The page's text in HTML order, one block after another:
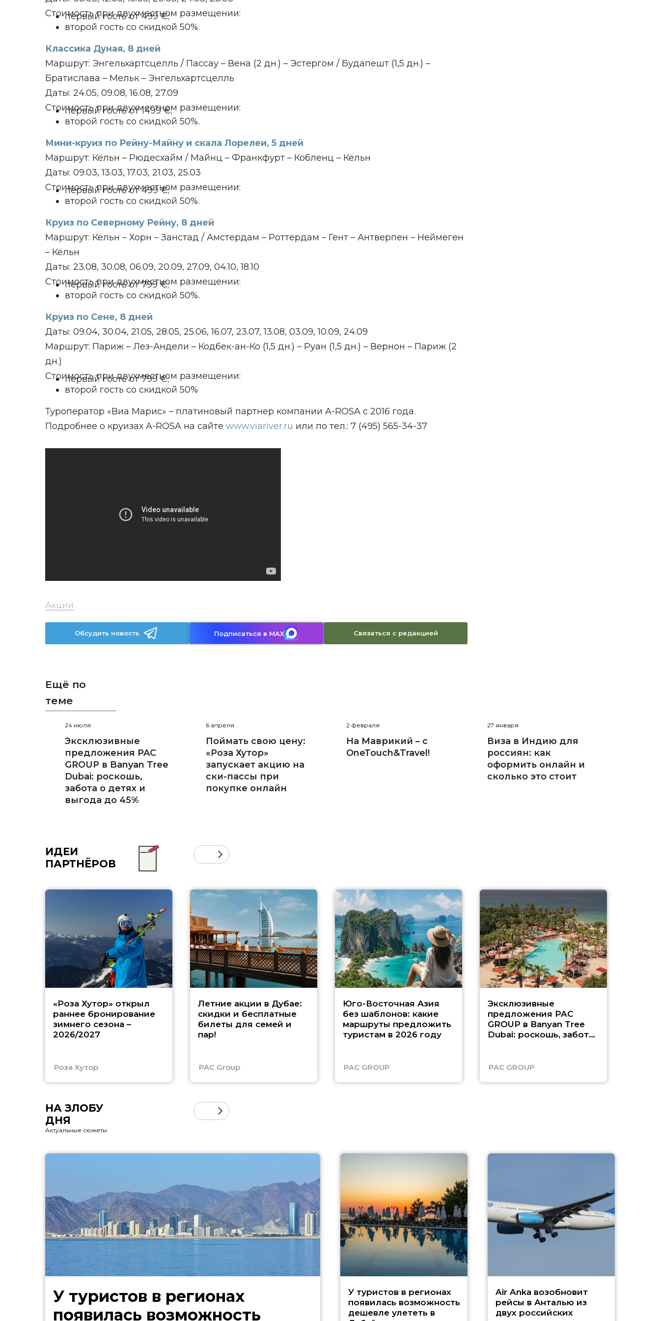
Стоимость при двухместном размещении:
первый гость от 499 €;
второй гость со скидкой 50%.
Классика Дуная, 8 дней
Маршрут: Энгельхартсцелль / Пассау – Вена (2 дн.) – Эстергом / Будапешт (1,5 дн.) –
Братислава – Мельк – Энгельхартсцелль
Даты: 24.05, 09.08, 16.08, 27.09
Стоимость при двухместном размещении:
первый гость от 1499 €;
второй гость со скидкой 50%.
Мини-круиз по Рейну-Майну и скала Лорелеи, 5 дней
Маршрут: Кёльн – Рюдесхайм / Майнц – Франкфурт – Кобленц – Кёльн
Даты: 09.03, 13.03, 17.03, 21.03, 25.03
Стоимость при двухместном размещении:
первый гость от 499 €;
второй гость со скидкой 50%.
Круиз по Северному Рейну, 8 дней
Маршрут: Кёльн – Хорн – Занстад / Амстердам – Роттердам – Гент – Антверпен – Неймеген
– Кёльн
Даты: 23.08, 30.08, 06.09, 20.09, 27.09, 04.10, 18.10
Стоимость при двухместном размещении:
первый гость от 799 €;
второй гость со скидкой 50%.
Круиз по Сене, 8 дней
Даты: 09.04, 30.04, 21.05, 28.05, 25.06, 16.07, 23.07, 13.08, 03.09, 10.09, 24.09
Маршрут: Париж – Лез-Андели – Кодбек-ан-Ко (1,5 дн.) – Руан (1,5 дн.) – Вернон – Париж (2
дн.)
Стоимость при двухместном размещении:
первый гость от 799 €;
второй гость со скидкой 50%
Туроператор «Виа Марис» – платиновый партнер компании A-ROSA с 2016 года.
Подробнее о круизах A-ROSA на сайте www.viariver.ru или по тел.: 7 (495) 565-34-37
Акции
Обсудить новость Подписаться в MAX Связаться с редакцией
Ещё по
теме
24 июля
Эксклюзивные
предложения PAC
GROUP в Banyan Tree
Dubai: роскошь,
забота о детях и
выгода до 45%
6 апреля
Поймать свою цену:
«Роза Хутор»
запускает акцию на
ски-пассы при
покупке онлайн
2 февраля
На Маврикий – с
OneTouch&Travel!
27 января
Виза в Индию для
россиян: как
оформить онлайн и
сколько это стоит
ИДЕИ
ПАРТНЁРОВ
«Роза Хутор» открыл
раннее бронирование
зимнего сезона –
2026/2027
Роза Хутор
Летние акции в Дубае:
скидки и бесплатные
билеты для семей и
пар!
PAC Group
Юго-Восточная Азия
без шаблонов: какие
маршруты предложить
туристам в 2026 году
PAC GROUP
Эксклюзивные
предложения PAC
GROUP в Banyan Tree
Dubai: роскошь, забота
PAC GROUP
НА ЗЛОБУ
ДНЯ
Актуальные сюжеты
У туристов в регионах
появилась возможность
У туристов в регионах
появилась возможность
дешевле улететь в
Air Anka возобновит
рейсы в Анталью из
двух российских